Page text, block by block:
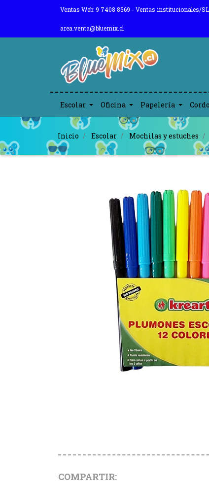
Ventas Web: 9 7408 8569 - Ventas institucionales/
area.venta@bluemix.cl
Escolar Oficina Papelería
Inicio Escolar Mochilas y estuches
COMPARTIR: